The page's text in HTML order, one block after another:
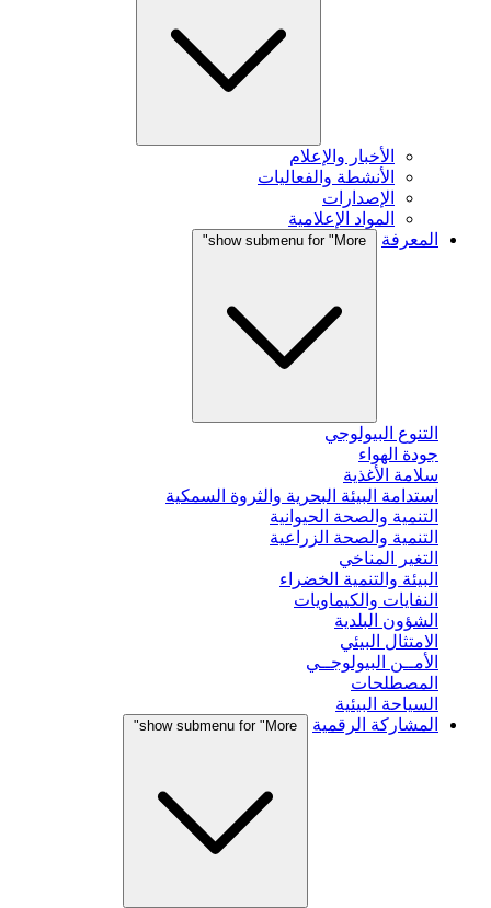
الأخبار والإعلام
الأنشطة والفعاليات
الإصدارات
المواد الإعلامية
المعرفة
show submenu for "More"
التنوع البيولوجي
جودة الهواء
سلامة الأغذية
استدامة البيئة البحرية والثروة السمكية
التنمية والصحة الحيوانية
التنمية والصحة الزراعية
التغير المناخي
البيئة والتنمية الخضراء
النفايات والكيماويات
الشؤون البلدية
الامتثال البيئي
الأمــن البيولوجــي
المصطلحات
السياحة البيئية
المشاركة الرقمية
show submenu for "More"